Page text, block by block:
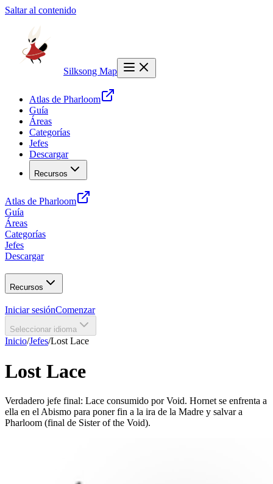
Saltar al contenido
Silksong Map
Atlas de Pharloom
Guía
Áreas
Categorías
Jefes
Descargar
Recursos
Atlas de Pharloom
Guía
Áreas
Categorías
Jefes
Descargar
Recursos
Iniciar sesiónComenzar
Seleccionar idioma
Inicio/Jefes/Lost Lace
Lost Lace
Verdadero jefe final: Lace consumido por Void. Hornet se enfrenta a
ella en el Abismo para poner fin a la ira de la Madre y salvar a
Pharloom (final de Sister of the Void).